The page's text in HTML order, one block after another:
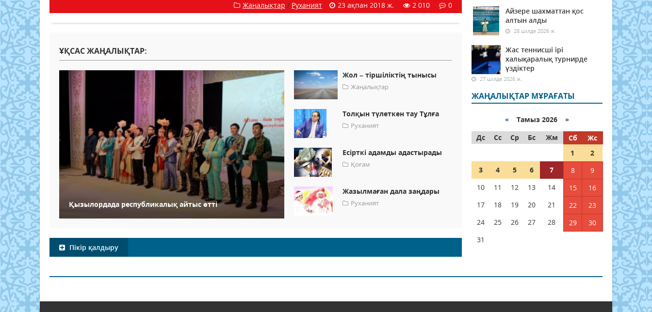
Жаңалықтар / Руханият 23 ақпан 2018 ж. 2 010 0
ҰҚСАС ЖАҢАЛЫҚТАР:
Қызылордада республикалық айтыс өтті
Жол – тіршіліктің тынысы
Жаңалықтар
Толқын түлеткен тау Тұлға
Руханият
Есірткі адамды адастырады
Қоғам
Жазылмаған дала заңдары
Руханият
Пікір қалдыру
Айзере шахматтан қос
алтын алды
28 шілде 2026 ж.
Жас теннисші ірі
халықаралық турнирде
үздіктер
27 шілде 2026 ж.
ЖАҢАЛЫҚТАР МҰРАҒАТЫ
« Тамыз 2026 »
Дс
Сс Ср Бс Жм Сб
Жс
1
2
3
4 5 6 7 8
9
10
11 12 13 14 15
16
17
18 19 20 21 22
23
24
25 26 27 28 29
30
31